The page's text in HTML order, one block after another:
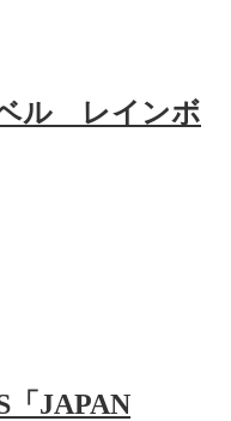
ル レインボ
「JAPAN